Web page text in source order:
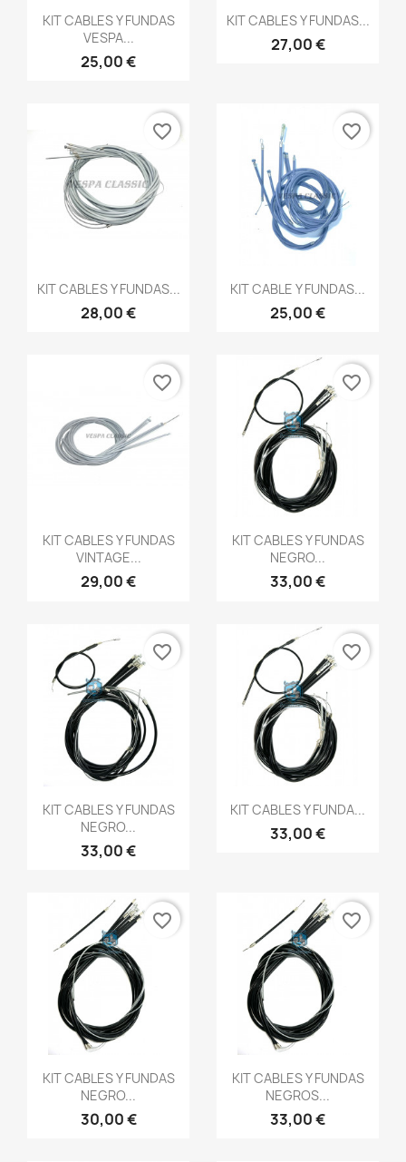
Vista rápida
KIT CABLES Y FUNDAS
VESPA...
25,00 €
Vista rápida
KIT CABLES Y FUNDAS...
27,00 €
Vista rápida
KIT CABLES Y FUNDAS...
28,00 €
favorite_border
Vista rápida
KIT CABLE Y FUNDAS...
25,00 €
favorite_border
Vista rápida
KIT CABLES Y FUNDAS
VINTAGE...
29,00 €
favorite_border
Vista rápida
KIT CABLES Y FUNDAS
NEGRO...
33,00 €
favorite_border
Vista rápida
KIT CABLES Y FUNDAS
NEGRO...
33,00 €
favorite_border
Vista rápida
KIT CABLES Y FUNDA...
33,00 €
favorite_border
Vista rápida
KIT CABLES Y FUNDAS
NEGRO...
30,00 €
favorite_border
Vista rápida
KIT CABLES Y FUNDAS
NEGROS...
33,00 €
favorite_border